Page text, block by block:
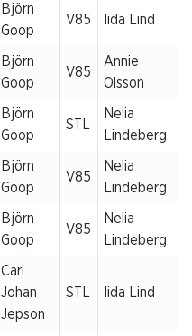
Björn
Goop
V85 Iida Lind
Björn
Goop
V85
Annie
Olsson
Björn
Goop
STL
Nelia
Lindeberg
Björn
Goop
V85
Nelia
Lindeberg
Björn
Goop
V85
Nelia
Lindeberg
Carl
Johan
Jepson
STL Iida Lind